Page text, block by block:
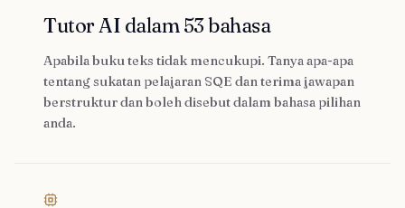
Tutor AI dalam 53 bahasa
Apabila buku teks tidak mencukupi. Tanya apa-apa
tentang sukatan pelajaran SQE dan terima jawapan
berstruktur dan boleh disebut dalam bahasa pilihan
anda.